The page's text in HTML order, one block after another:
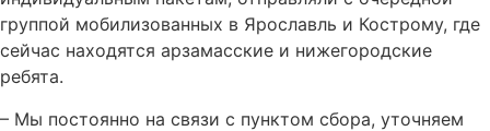
группой мобилизованных в Ярославль и Кострому, где
сейчас находятся арзамасские и нижегородские
ребята.
– Мы постоянно на связи с пунктом сбора, уточняем